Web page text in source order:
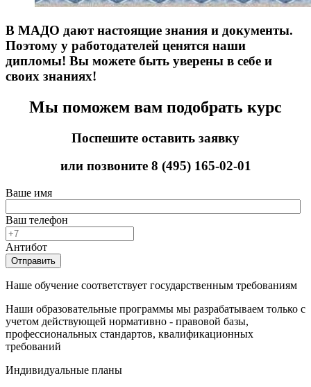
В МАДО дают настоящие знания и документы.
Поэтому у работодателей ценятся наши
дипломы! Вы можете быть уверены в себе и
своих знаниях!
Мы поможем вам подобрать курс
Поспешите оставить заявку
или позвоните 8 (495) 165-02-01
Ваше имя
Ваш телефон
Антибот
Отправить
Наше обучение соответствует государственным требованиям
Наши образовательные программы мы разрабатываем только с
учетом действующей нормативно - правовой базы,
профессиональных стандартов, квалификационных
требований
Индивидуальные планы